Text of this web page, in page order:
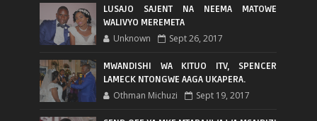
LUSAJO SAJENT NA NEEMA MATOWE
WALIVYO MEREMETA
Unknown Sept 26, 2017
MWANDISHI WA KITUO ITV, SPENCER
LAMECK NTONGWE AAGA UKAPERA.
Othman Michuzi Sept 19, 2017